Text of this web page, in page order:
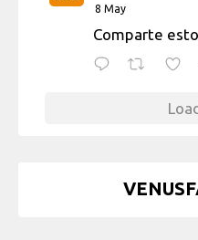
8 May
Comparte